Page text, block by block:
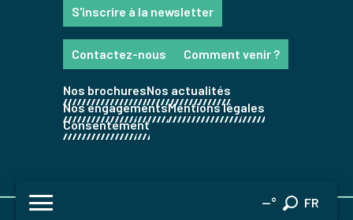
--° FR
EN
S'inscrire à la newsletter
Contactez-nous Comment venir ?
Nos brochuresNos actualités
Nos engagementsMentions légales
Consentement